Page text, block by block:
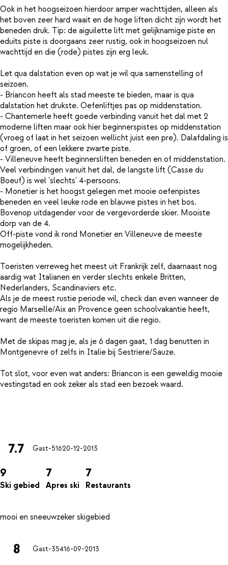
Ook in het hoogseizoen hierdoor amper wachttijden, alleen als
het boven zeer hard waait en de hoge liften dicht zijn wordt het
beneden druk. Tip: de aiguilette lift met gelijknamige piste en
eduits piste is doorgaans zeer rustig, ook in hoogseizoen nul
wachttijd en die (rode) pistes zijn erg leuk.
Let qua dalstation even op wat je wil qua samenstelling of
seizoen.
- Briancon heeft als stad meeste te bieden, maar is qua
dalstation het drukste. Oefenliftjes pas op middenstation.
- Chantemerle heeft goede verbinding vanuit het dal met 2
moderne liften maar ook hier beginnerspistes op middenstation
(vroeg of laat in het seizoen wellicht juist een pre). Dalafdaling is
of groen, of een lekkere zwarte piste.
- Villeneuve heeft beginnersliften beneden en of middenstation.
Veel verbindingen vanuit het dal, de langste lift (Casse du
Boeuf) is wel 'slechts' 4-persoons.
- Monetier is het hoogst gelegen met mooie oefenpistes
beneden en veel leuke rode en blauwe pistes in het bos.
Bovenop uitdagender voor de vergevorderde skier. Mooiste
dorp van de 4.
Off-piste vond ik rond Monetier en Villeneuve de meeste
mogelijkheden.
Toeristen verreweg het meest uit Frankrijk zelf, daarnaast nog
aardig wat Italianen en verder slechts enkele Britten,
Nederlanders, Scandinaviers etc.
Als je de meest rustie periode wil, check dan even wanneer de
regio Marseille/Aix an Provence geen schoolvakantie heeft,
want de meeste toeristen komen uit die regio.
Met de skipas mag je, als je 6 dagen gaat, 1 dag benutten in
Montgenevre of zelfs in Italie bij Sestriere/Sauze.
Tot slot, voor even wat anders: Briancon is een geweldig mooie
vestingstad en ook zeker als stad een bezoek waard.
7.7 Gast-51620-12-2013
9
Ski gebied
7
Apres ski
7
Restaurants
8 Gast-35416-09-2013